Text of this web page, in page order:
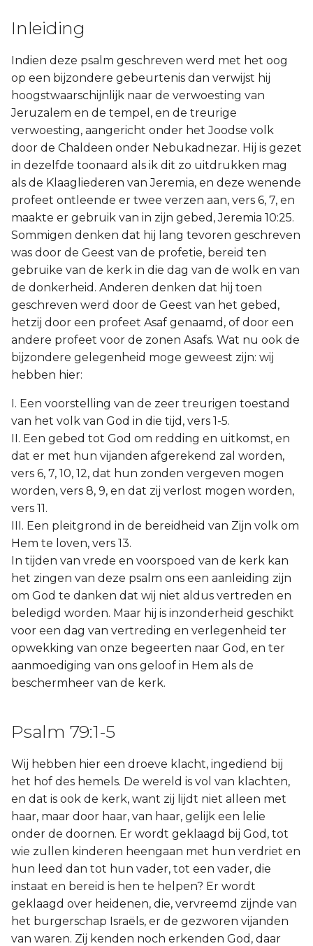
Judas
Openbaring
Inleiding
Indien deze psalm geschreven werd met het oog
op een bijzondere gebeurtenis dan verwijst hij
hoogstwaarschijnlijk naar de verwoesting van
Jeruzalem en de tempel, en de treurige
verwoesting, aangericht onder het Joodse volk
door de Chaldeen onder Nebukadnezar. Hij is gezet
in dezelfde toonaard als ik dit zo uitdrukken mag
als de Klaagliederen van Jeremia, en deze wenende
profeet ontleende er twee verzen aan, vers 6, 7, en
maakte er gebruik van in zijn gebed, Jeremia 10:25.
Sommigen denken dat hij lang tevoren geschreven
was door de Geest van de profetie, bereid ten
gebruike van de kerk in die dag van de wolk en van
de donkerheid. Anderen denken dat hij toen
geschreven werd door de Geest van het gebed,
hetzij door een profeet Asaf genaamd, of door een
andere profeet voor de zonen Asafs. Wat nu ook de
bijzondere gelegenheid moge geweest zijn: wij
hebben hier:
I. Een voorstelling van de zeer treurigen toestand
van het volk van God in die tijd, vers 1-5.
II. Een gebed tot God om redding en uitkomst, en
dat er met hun vijanden afgerekend zal worden,
vers 6, 7, 10, 12, dat hun zonden vergeven mogen
worden, vers 8, 9, en dat zij verlost mogen worden,
vers 11.
III. Een pleitgrond in de bereidheid van Zijn volk om
Hem te loven, vers 13.
In tijden van vrede en voorspoed van de kerk kan
het zingen van deze psalm ons een aanleiding zijn
om God te danken dat wij niet aldus vertreden en
beledigd worden. Maar hij is inzonderheid geschikt
voor een dag van vertreding en verlegenheid ter
opwekking van onze begeerten naar God, en ter
aanmoediging van ons geloof in Hem als de
beschermheer van de kerk.
Psalm 79:1-5
Wij hebben hier een droeve klacht, ingediend bij
het hof des hemels. De wereld is vol van klachten,
en dat is ook de kerk, want zij lijdt niet alleen met
haar, maar door haar, van haar, gelijk een lelie
onder de doornen. Er wordt geklaagd bij God, tot
wie zullen kinderen heengaan met hun verdriet en
hun leed dan tot hun vader, tot een vader, die
instaat en bereid is hen te helpen? Er wordt
geklaagd over heidenen, die, vervreemd zijnde van
het burgerschap Israëls, er de gezworen vijanden
van waren. Zij kenden noch erkenden God, daar